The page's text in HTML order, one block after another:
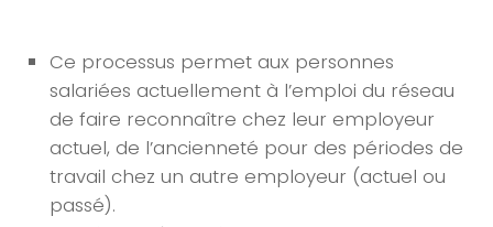
Ce processus permet aux personnes
salariées actuellement à l’emploi du réseau
de faire reconnaître chez leur employeur
actuel, de l’ancienneté pour des périodes de
travail chez un autre employeur (actuel ou
passé).